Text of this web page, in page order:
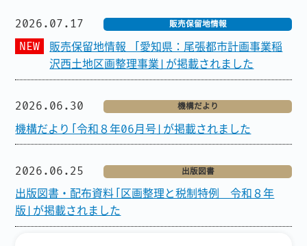
2026.07.17 販売保留地情報
販売保留地情報 「愛知県：尾張都市計画事業稲
沢西土地区画整理事業」が掲載されました
2026.06.30 機構だより
機構だより「令和８年06月号」が掲載されました
2026.06.25 出版図書
出版図書・配布資料「区画整理と税制特例 令和８年
版」が掲載されました